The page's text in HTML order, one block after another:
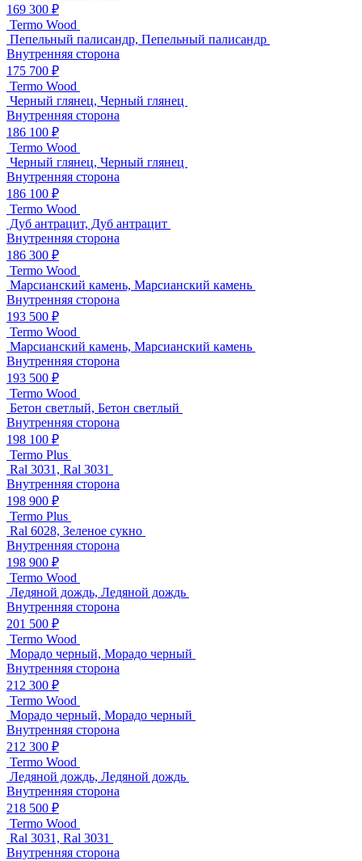
169 300 ₽
Termo Wood
Пепельный палисандр, Пепельный палисандр
Внутренняя сторона
175 700 ₽
Termo Wood
Черный глянец, Черный глянец
Внутренняя сторона
186 100 ₽
Termo Wood
Черный глянец, Черный глянец
Внутренняя сторона
186 100 ₽
Termo Wood
Дуб антрацит, Дуб антрацит
Внутренняя сторона
186 300 ₽
Termo Wood
Марсианский камень, Марсианский камень
Внутренняя сторона
193 500 ₽
Termo Wood
Марсианский камень, Марсианский камень
Внутренняя сторона
193 500 ₽
Termo Wood
Бетон светлый, Бетон светлый
Внутренняя сторона
198 100 ₽
Termo Plus
Ral 3031, Ral 3031
Внутренняя сторона
198 900 ₽
Termo Plus
Ral 6028, Зеленое сукно
Внутренняя сторона
198 900 ₽
Termo Wood
Ледяной дождь, Ледяной дождь
Внутренняя сторона
201 500 ₽
Termo Wood
Морадо черный, Морадо черный
Внутренняя сторона
212 300 ₽
Termo Wood
Морадо черный, Морадо черный
Внутренняя сторона
212 300 ₽
Termo Wood
Ледяной дождь, Ледяной дождь
Внутренняя сторона
218 500 ₽
Termo Wood
Ral 3031, Ral 3031
Внутренняя сторона